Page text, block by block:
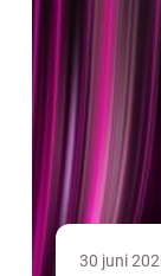
30 juni